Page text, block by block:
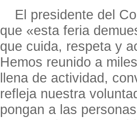
El presidente del
que «esta feria
que cuida, respeta y
Hemos reunido a
llena de actividad,
refleja nuestra
pongan a las